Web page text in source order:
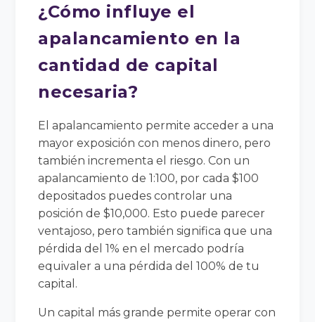
¿Cómo influye el
apalancamiento en la
cantidad de capital
necesaria?
El apalancamiento permite acceder a una
mayor exposición con menos dinero, pero
también incrementa el riesgo. Con un
apalancamiento de 1:100, por cada $100
depositados puedes controlar una
posición de $10,000. Esto puede parecer
ventajoso, pero también significa que una
pérdida del 1% en el mercado podría
equivaler a una pérdida del 100% de tu
capital.
Un capital más grande permite operar con